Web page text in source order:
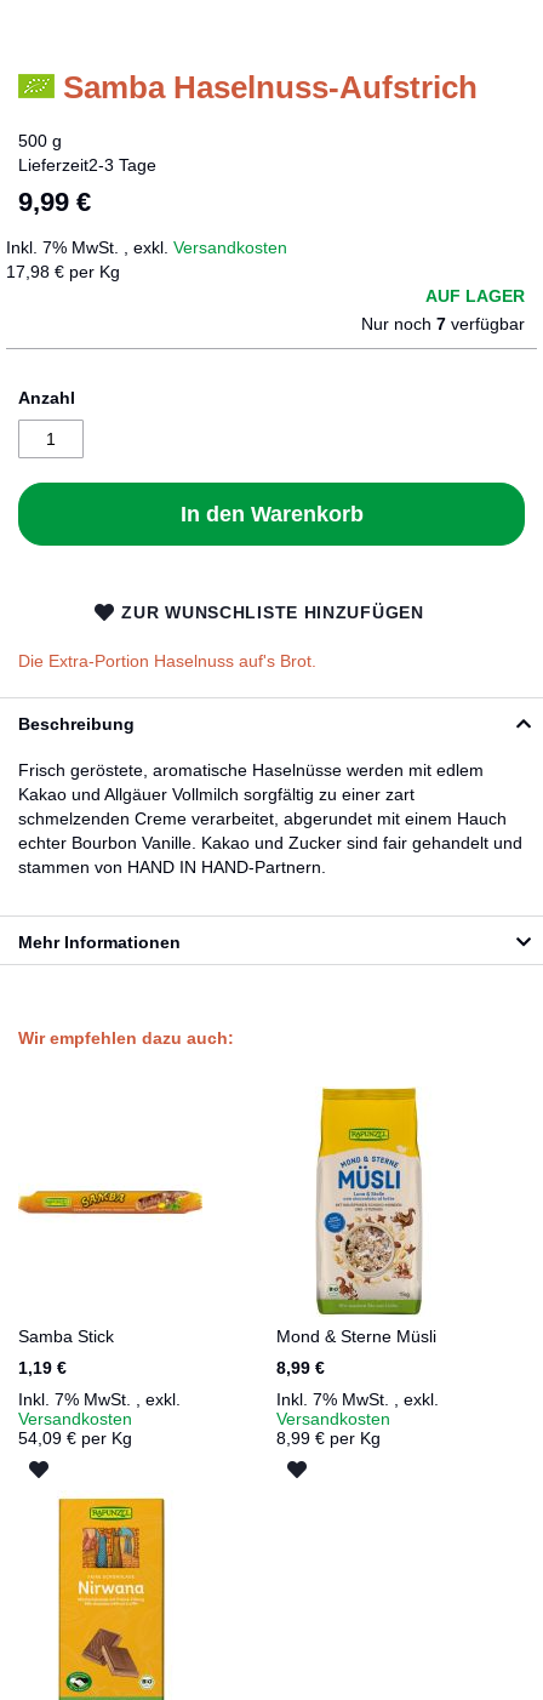
Samba Haselnuss-Aufstrich
500 g
Lieferzeit2-3 Tage
9,99 €
Inkl. 7% MwSt. exkl. Versandkosten
17,98 € per Kg
AUF LAGER
Nur noch 7 verfügbar
Anzahl
In den Warenkorb
ZUR WUNSCHLISTE HINZUFÜGEN
Die Extra-Portion Haselnuss auf's Brot.
Zum
Bildergalerie
Beschreibung
Frisch geröstete, aromatische Haselnüsse werden mit edlem
Kakao und Allgäuer Vollmilch sorgfältig zu einer zart
schmelzenden Creme verarbeitet, abgerundet mit einem Hauch
echter Bourbon Vanille. Kakao und Zucker sind fair gehandelt und
stammen von HAND IN HAND-Partnern.
Mehr Informationen
Wir empfehlen dazu auch:
Samba Stick
1,19 €
Inkl. 7% MwSt.
exkl.
Versandkosten
54,09 € per Kg
WUNSCHLISTE
HINZUFÜGEN
Mond & Sterne Müsli
8,99 €
Inkl. 7% MwSt.
,exkl.
Versandkosten
8,99 € per Kg